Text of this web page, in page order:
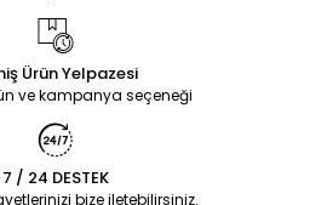
Ürün Yelpazesi
ve kampanya seçeneği
7 / 24 DESTEK
bize iletebilirsiniz.